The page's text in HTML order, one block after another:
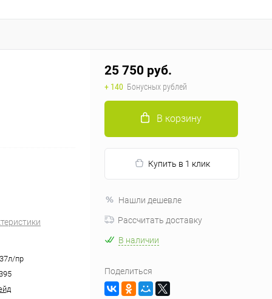
пр
25 750 руб.
+ 140 Бонусных рублей
В корзину
Купить в 1 клик
Нашли дешевле
Рассчитать доставку
В наличии
Поделиться